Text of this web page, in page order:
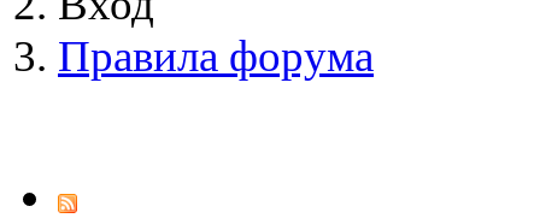
Правила форума